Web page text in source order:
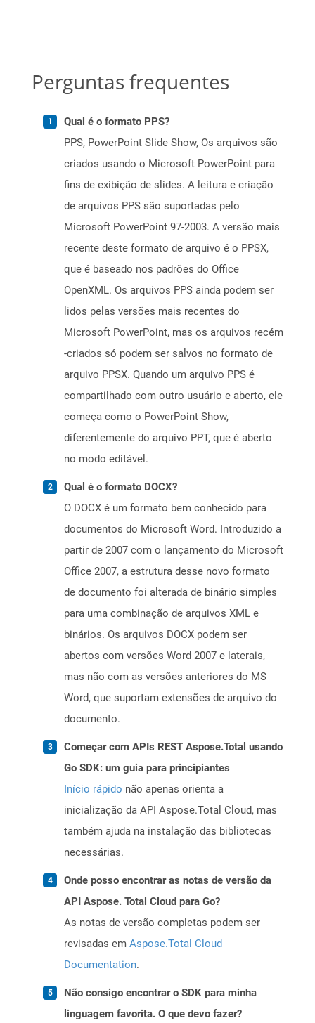
Perguntas frequentes
Qual é o formato PPS?
PPS, PowerPoint Slide Show, Os arquivos são
criados usando o Microsoft PowerPoint para
fins de exibição de slides. A leitura e criação
de arquivos PPS são suportadas pelo
Microsoft PowerPoint 97-2003. A versão mais
recente deste formato de arquivo é o PPSX,
que é baseado nos padrões do Office
OpenXML. Os arquivos PPS ainda podem ser
lidos pelas versões mais recentes do
Microsoft PowerPoint, mas os arquivos recém
-criados só podem ser salvos no formato de
arquivo PPSX. Quando um arquivo PPS é
compartilhado com outro usuário e aberto, ele
começa como o PowerPoint Show,
diferentemente do arquivo PPT, que é aberto
no modo editável.
Qual é o formato DOCX?
O DOCX é um formato bem conhecido para
documentos do Microsoft Word. Introduzido a
partir de 2007 com o lançamento do Microsoft
Office 2007, a estrutura desse novo formato
de documento foi alterada de binário simples
para uma combinação de arquivos XML e
binários. Os arquivos DOCX podem ser
abertos com versões Word 2007 e laterais,
mas não com as versões anteriores do MS
Word, que suportam extensões de arquivo do
documento.
Começar com APIs REST Aspose.Total usando
Go SDK: um guia para principiantes
Início rápido não apenas orienta a
inicialização da API Aspose.Total Cloud, mas
também ajuda na instalação das bibliotecas
necessárias.
Onde posso encontrar as notas de versão da
API Aspose. Total Cloud para Go?
As notas de versão completas podem ser
revisadas em Aspose.Total Cloud
Documentation.
Não consigo encontrar o SDK para minha
linguagem favorita. O que devo fazer?